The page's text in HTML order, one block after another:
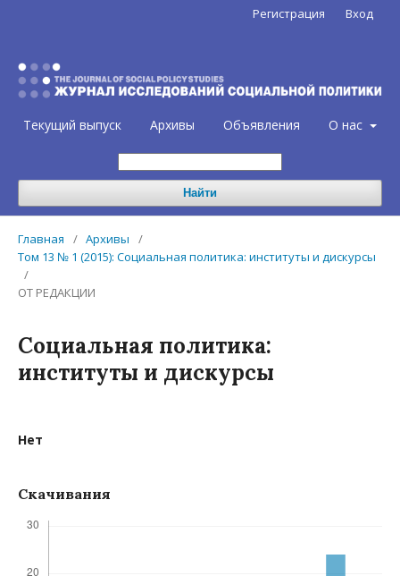
Текущий выпуск Архивы Объявления О нас
Найти
Регистрация Вход
Главная / Архивы
/
Том 13 № 1 (2015): Социальная политика: институты и дискурсы
/
ОТ РЕДАКЦИИ
Социальная политика:
институты и дискурсы
Нет
Скачивания